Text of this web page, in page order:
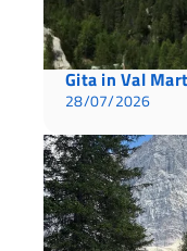
Gita in Val
28/07/2026